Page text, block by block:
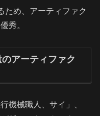
ため、アーティファク
秀。
アーティファク
機械職人、サイ」、